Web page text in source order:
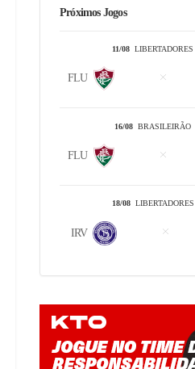
Próximos Jogos
11/08 LIBERTADORES
FLU
16/08 BRASILEIRÃO
FLU
18/08LIBERTADORES
IRV